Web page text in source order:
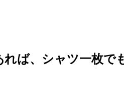
ば、シャツ一枚で